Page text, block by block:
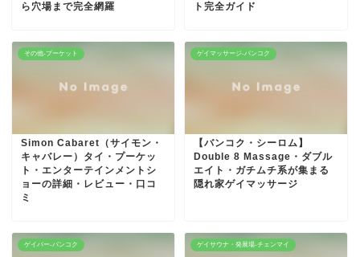
ら穴場まで完全網羅
ト完全ガイド
その他-プーケット
Simon Cabaret（サイモン・
キャバレー）タイ・プーケッ
ト・エンターテインメントシ
ョーの詳細・レビュー・口コ
ミ
ゲイマッサージ-バンコク
【バンコク・シーロム】
Double 8 Massage・ダブル
エイト・ガチムチ系が集まる
隠れ家ゲイマッサージ
ゲイバー-バンコク ゲイサウナ・発展場-チェンマイ